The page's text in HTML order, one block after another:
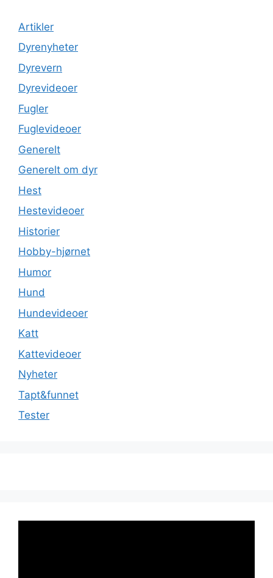
Artikler
Dyrenyheter
Dyrevern
Dyrevideoer
Fugler
Fuglevideoer
Generelt
Generelt om dyr
Hest
Hestevideoer
Historier
Hobby-hjørnet
Humor
Hund
Hundevideoer
Katt
Kattevideoer
Nyheter
Tapt&funnet
Tester